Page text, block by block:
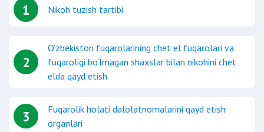
1 Nikoh tuzish tartibi
2
O‘zbekiston fuqarolarining chet el fuqarolari va
fuqaroligi bo‘lmagan shaxslar bilan nikohini chet
elda qayd etish
3
Fuqarolik holati dalolatnomalarini qayd etish
organlari